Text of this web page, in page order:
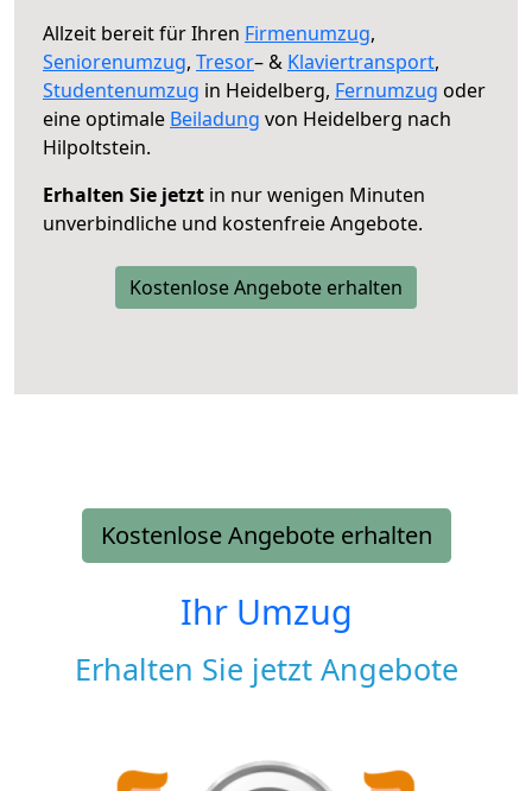
Allzeit bereit für Ihren Firmenumzug,
Seniorenumzug, Tresor– & Klaviertransport,
Studentenumzug in Heidelberg, Fernumzug oder
eine optimale Beiladung von Heidelberg nach
Hilpoltstein.
Erhalten Sie jetzt in nur wenigen Minuten
unverbindliche und kostenfreie Angebote.
Kostenlose Angebote erhalten
Kostenlose Angebote erhalten
Ihr Umzug
Erhalten Sie jetzt Angebote